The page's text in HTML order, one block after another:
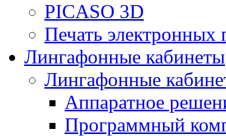
PICASO 3D
Печать электронных
Лингафонные кабинеты
Лингафонные
Аппаратное
Программный